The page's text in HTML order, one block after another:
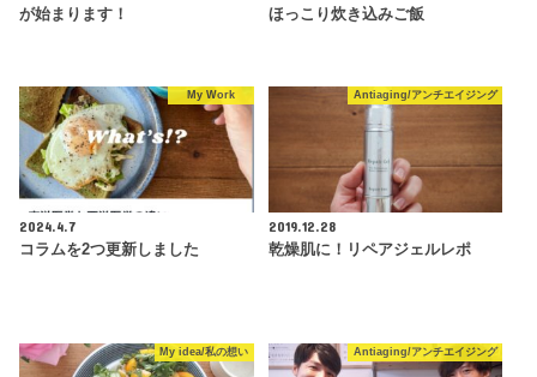
が始まります！
ほっこり炊き込みご飯
My Work
2024.4.7
コラムを2つ更新しました
Antiaging/アンチエイジング
2019.12.28
乾燥肌に！リペアジェルレポ
My idea/私の想い Antiaging/アンチエイジング